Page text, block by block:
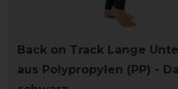
Back on Track Lange
aus Polypropylen (PP) -